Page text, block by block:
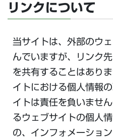
リンクについて
当サイトは、外部のウ
んでいますが、リンク
を共有することはあり
イトにおける個人情報
イトは責任を負いませ
るウェブサイトの個人
の、インフォメーショ